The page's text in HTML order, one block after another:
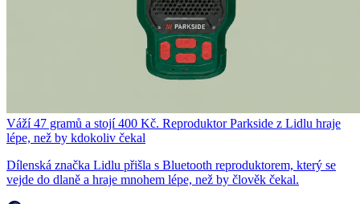
Váží 47 gramů a stojí 400 Kč. Reproduktor Parkside z Lidlu hraje
lépe, než by kdokoliv čekal
Dílenská značka Lidlu přišla s Bluetooth reproduktorem, který se
vejde do dlaně a hraje mnohem lépe, než by člověk čekal.